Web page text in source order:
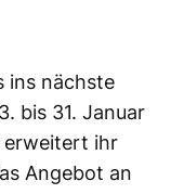
ins nächste
bis 31. Januar
erweitert ihr
Angebot an